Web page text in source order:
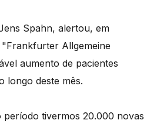
Spahn, alertou, em
Allgemeine
aumento de pacientes
longo deste mês.
período tivermos 20.000 novas